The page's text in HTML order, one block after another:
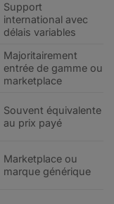
Support
international avec
délais variables
Majoritairement
entrée de gamme ou
marketplace
Souvent équivalente
au prix payé
Marketplace ou
marque générique